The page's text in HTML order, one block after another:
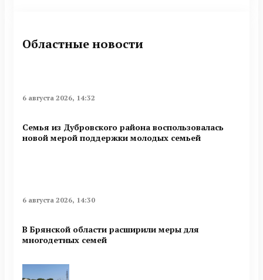
Областные новости
6 августа 2026, 14:32
Семья из Дубровского района воспользовалась
новой мерой поддержки молодых семьей
6 августа 2026, 14:30
В Брянской области расширили меры для
многодетных семей